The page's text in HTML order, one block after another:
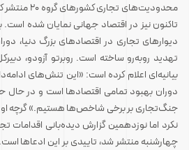
محدودیت‌های
تاکنون نیز در اقتصاد جهانی نمایان شده است.
دیوارهای تجاری در اقتصادهای بزرگ دنیا،
تهدید روبه‌رو ساخته است. روبرتو آزودو،‌
بیانیه‌ای اعلام کرده است: «این تنش‌های
دوران بهبود تمامی اقتصادها است و در حال
جنگ‌تجاری بر برخی شاخص‌ها هستیم.» گرچه او
چهارشنبه منتشر شد، تاییدی بر این ادعاها